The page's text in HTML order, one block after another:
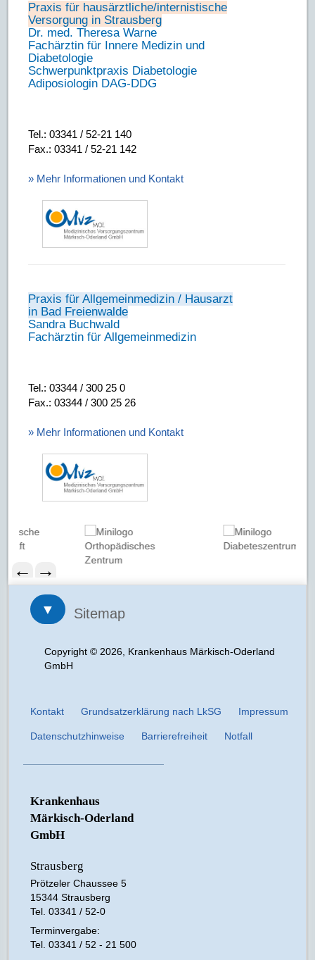
Praxis für hausärztliche/internistische
Versorgung in Strausberg
Dr. med. Theresa Warne
Fachärztin für Innere Medizin und
Diabetologie
Schwerpunktpraxis Diabetologie
Adiposiologin DAG-DDG
Tel.: 03341 / 52-21 140
Fax.: 03341 / 52-21 142
» Mehr Informationen und Kontakt
Praxis für Allgemeinmedizin / Hausarzt
in Bad Freienwalde
Sandra Buchwald
Fachärztin für Allgemeinmedizin
Tel.: 03344 / 300 25 0
Fax.: 03344 / 300 25 26
» Mehr Informationen und Kontakt
→
←
▼ Sitemap
Copyright © 2026, Krankenhaus Märkisch-Oderland
GmbH
Kontakt Grundsatzerklärung nach LkSG Impressum
Datenschutzhinweise Barrierefreiheit Notfall
Krankenhaus
Märkisch-Oderland
GmbH
Strausberg
Prötzeler Chaussee 5
15344 Strausberg
Tel. 03341 / 52-0
Terminvergabe:
Tel. 03341 / 52 - 21 500